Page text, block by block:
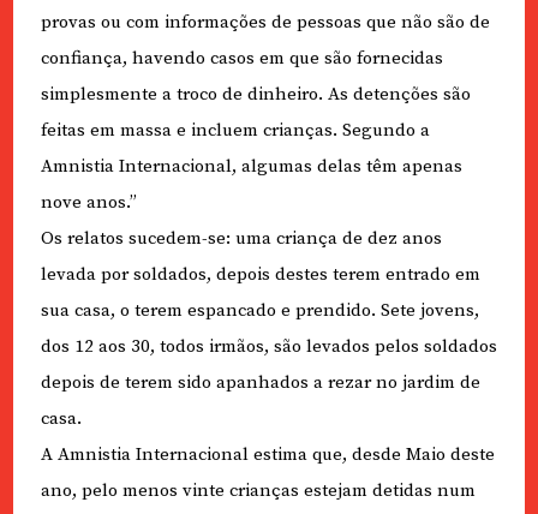
provas ou com informações de pessoas que não são de
confiança, havendo casos em que são fornecidas
simplesmente a troco de dinheiro. As detenções são
feitas em massa e incluem crianças. Segundo a
Amnistia Internacional, algumas delas têm apenas
nove anos.”
Os relatos sucedem-se: uma criança de dez anos
levada por soldados, depois destes terem entrado em
sua casa, o terem espancado e prendido. Sete jovens,
dos 12 aos 30, todos irmãos, são levados pelos soldados
depois de terem sido apanhados a rezar no jardim de
casa.
A Amnistia Internacional estima que, desde Maio deste
ano, pelo menos vinte crianças estejam detidas num